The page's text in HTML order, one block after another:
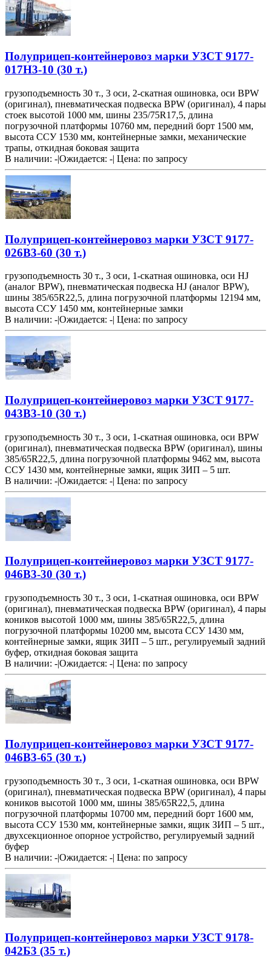
Полуприцеп-контейнеровоз марки УЗСТ 9177-
017Н3-10 (30 т.)
грузоподъемность 30 т., 3 оси, 2-скатная ошиновка, оси BPW
(оригинал), пневматическая подвеска BPW (оригинал), 4 пары
стоек высотой 1000 мм, шины 235/75R17,5, длина
погрузочной платформы 10760 мм, передний борт 1500 мм,
высота ССУ 1530 мм, контейнерные замки, механические
трапы, откидная боковая защита
В наличии: -|Ожидается: -| Цена: по запросу
Полуприцеп-контейнеровоз марки УЗСТ 9177-
026В3-60 (30 т.)
грузоподъемность 30 т., 3 оси, 1-скатная ошиновка, оси HJ
(аналог BPW), пневматическая подвеска HJ (аналог BPW),
шины 385/65R22,5, длина погрузочной платформы 12194 мм,
высота ССУ 1450 мм, контейнерные замки
В наличии: -|Ожидается: -| Цена: по запросу
Полуприцеп-контейнеровоз марки УЗСТ 9177-
043В3-10 (30 т.)
грузоподъемность 30 т., 3 оси, 1-скатная ошиновка, оси BPW
(оригинал), пневматическая подвеска BPW (оригинал), шины
385/65R22,5, длина погрузочной платформы 9462 мм, высота
ССУ 1430 мм, контейнерные замки, ящик ЗИП – 5 шт.
В наличии: -|Ожидается: -| Цена: по запросу
Полуприцеп-контейнеровоз марки УЗСТ 9177-
046В3-30 (30 т.)
грузоподъемность 30 т., 3 оси, 1-скатная ошиновка, оси BPW
(оригинал), пневматическая подвеска BPW (оригинал), 4 пары
коников высотой 1000 мм, шины 385/65R22,5, длина
погрузочной платформы 10200 мм, высота ССУ 1430 мм,
контейнерные замки, ящик ЗИП – 5 шт., регулируемый задний
буфер, откидная боковая защита
В наличии: -|Ожидается: -| Цена: по запросу
Полуприцеп-контейнеровоз марки УЗСТ 9177-
046В3-65 (30 т.)
грузоподъемность 30 т., 3 оси, 1-скатная ошиновка, оси BPW
(оригинал), пневматическая подвеска BPW (оригинал), 4 пары
коников высотой 1000 мм, шины 385/65R22,5, длина
погрузочной платформы 10700 мм, передний борт 1600 мм,
высота ССУ 1530 мм, контейнерные замки, ящик ЗИП – 5 шт.,
двухсекционное опорное устройство, регулируемый задний
буфер
В наличии: -|Ожидается: -| Цена: по запросу
Полуприцеп-контейнеровоз марки УЗСТ 9178-
042Б3 (35 т.)